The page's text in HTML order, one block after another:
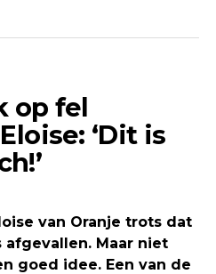
op fel
‘Dit is
van Oranje trots dat
Maar niet
goed idee. Een van de